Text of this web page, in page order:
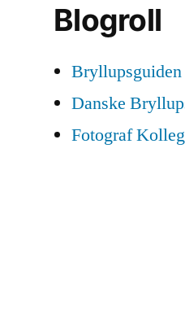
Blogroll
Bryllupsguiden
Danske
Fotograf